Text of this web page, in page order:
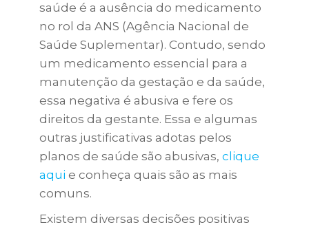
saúde é a ausência do medicamento
no rol da ANS (Agência Nacional de
Saúde Suplementar). Contudo, sendo
um medicamento essencial para a
manutenção da gestação e da saúde,
essa negativa é abusiva e fere os
direitos da gestante. Essa e algumas
outras justificativas adotas pelos
planos de saúde são abusivas, clique
aqui e conheça quais são as mais
comuns.
Existem diversas decisões positivas